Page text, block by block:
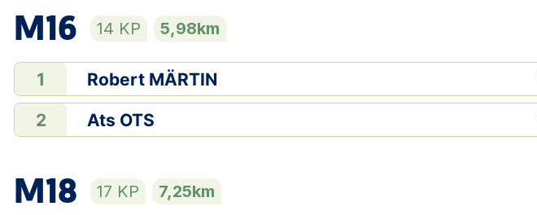
M16 14 KP 5,98km
1 Robert MÄRTIN
2 Ats OTS
M18 17 KP 7,25km